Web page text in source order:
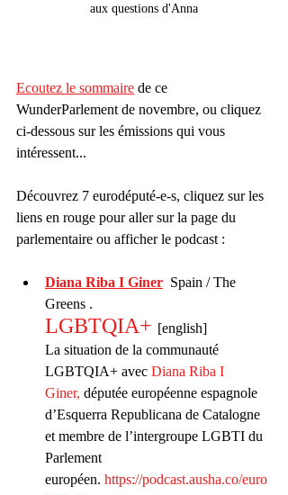
aux questions d'Anna
Ecoutez le sommaire de ce
WunderParlement de novembre, ou cliquez
ci-dessous sur les émissions qui vous
intéressent...
Découvrez 7 eurodéputé-e-s, cliquez sur les
liens en rouge pour aller sur la page du
parlementaire ou afficher le podcast :
Diana Riba I Giner Spain / The
Greens .
LGBTQIA+ [english]
La situation de la communauté
LGBTQIA+ avec Diana Riba I
Giner, députée européenne espagnole
d’Esquerra Republicana de Catalogne
et membre de l’intergroupe LGBTI du
Parlement
européen. https://podcast.ausha.co/euro